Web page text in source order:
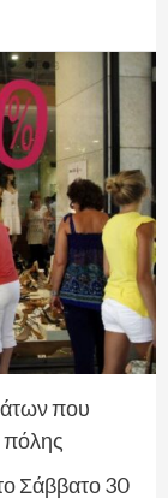
που
πόλης
Σάββατο 30